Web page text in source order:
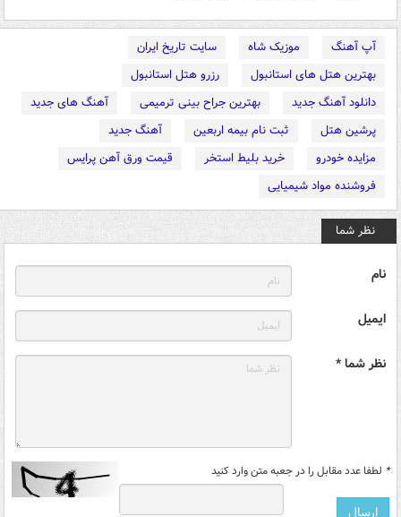
آپ آهنگ موزیک شاه
سایت تاریخ ایران
بهترین هتل های استانبول
رزرو هتل استانبول
دانلود آهنگ جدید
بهترین جراح بینی ترمیمی
آهنگ های جدید
پرشین هتل
ثبت نام بیمه اربعین
آهنگ جدید
مزایده خودرو
خرید بلیط استخر
قیمت ورق آهن پرایس
فروشنده مواد شیمیایی
نظر شما
نام
ایمیل
نظر شما *
* لطفا عدد مقابل را در جعبه متن وارد کنید